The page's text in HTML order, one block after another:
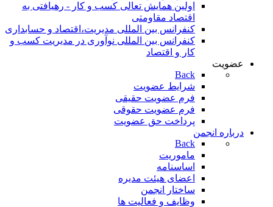
اولین همایش تعالی کسب و کار - رهیافتی به
اقتصاد مقاومتی
کنفرانس بین المللی مدیریت،اقتصاد و حسابداری
کنفرانس بین المللی نوآوری در مدیریت کسب و
کار و اقتصاد
عضویت
Back
شرایط عضویت
فرم عضویت حقیقی
فرم عضویت حقوقی
پرداخت حق عضویت
درباره انجمن
Back
ماموریت
اساسنامه
اعضای هیئت مدیره
ساختار انجمن
وظایف و فعالیت ها